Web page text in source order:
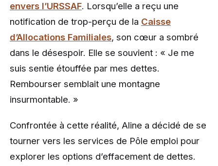
envers l’URSSAF. Lorsqu’elle a reçu une
notification de trop-perçu de la Caisse
d’Allocations Familiales, son cœur a sombré
dans le désespoir. Elle se souvient : « Je me
suis sentie étouffée par mes dettes.
Rembourser semblait une montagne
insurmontable. »
Confrontée à cette réalité, Aline a décidé de se
tourner vers les services de Pôle emploi pour
explorer les options d’effacement de dettes.